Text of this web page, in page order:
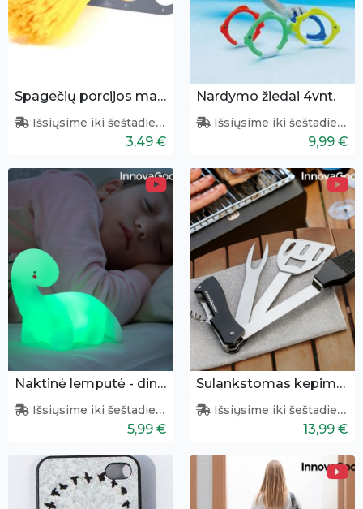
Spagečių porcijos matuoklis
Išsiųsime iki šeštadienio
3,49 €
Nardymo žiedai 4vnt.
Išsiųsime iki šeštadienio
9,99 €
Naktinė lemputė - dinozauras
Išsiųsime iki šeštadienio
5,99 €
Sulankstomas kepimo įrankių rinkinys
Išsiųsime iki šeštadienio
13,99 €